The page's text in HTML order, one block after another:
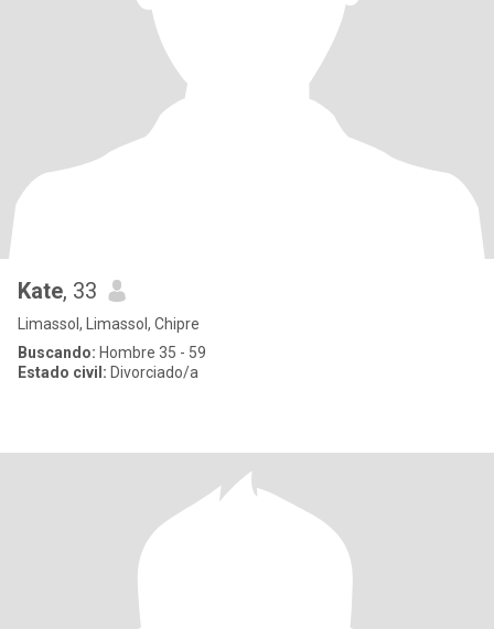
Kate, 33
Limassol, Limassol, Chipre
Buscando: Hombre 35 - 59
Estado civil: Divorciado/a